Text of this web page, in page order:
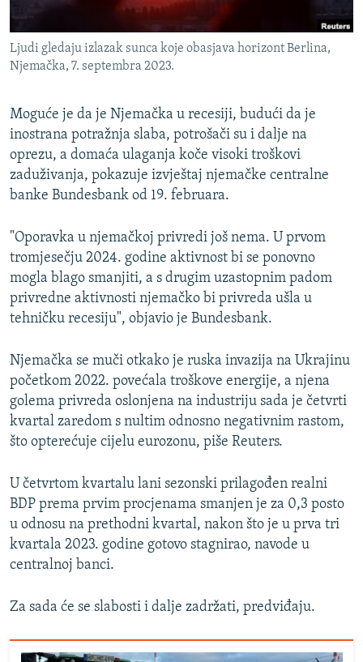
GENOCID U SREBRENICI
TV LIBERTY
POST SCRIPTUM
MOJA EVROPA
TRI DECENIJE OD RATA U BIH
SVE KARTE DEJTONA
NASTANAK I RASPAD JUGOSLAVIJE
PRATITE NAS
Sve RFE/RL stranice
Ljudi gledaju izlazak sunca koje obasjava horizont Berlina,
Njemačka, 7. septembra 2023.
Moguće je da je Njemačka u recesiji, budući da je
inostrana potražnja slaba, potrošači su i dalje na
oprezu, a domaća ulaganja koče visoki troškovi
zaduživanja, pokazuje izvještaj njemačke centralne
banke Bundesbank od 19. februara.
"Oporavka u njemačkoj privredi još nema. U prvom
tromjesečju 2024. godine aktivnost bi se ponovno
mogla blago smanjiti, a s drugim uzastopnim padom
privredne aktivnosti njemačko bi privreda ušla u
tehničku recesiju", objavio je Bundesbank.
Njemačka se muči otkako je ruska invazija na Ukrajinu
početkom 2022. povećala troškove energije, a njena
golema privreda oslonjena na industriju sada je četvrti
kvartal zaredom s nultim odnosno negativnim rastom,
što opterećuje cijelu eurozonu, piše Reuters.
U četvrtom kvartalu lani sezonski prilagođen realni
BDP prema prvim procjenama smanjen je za 0,3 posto
u odnosu na prethodni kvartal, nakon što je u prva tri
kvartala 2023. godine gotovo stagnirao, navode u
centralnoj banci.
Za sada će se slabosti i dalje zadržati, predviđaju.